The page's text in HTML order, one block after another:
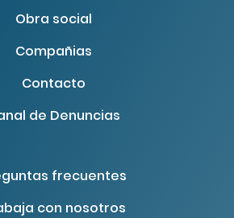
Obra social
Compañias
Contacto
de Denuncias
frecuentes
con nosotros